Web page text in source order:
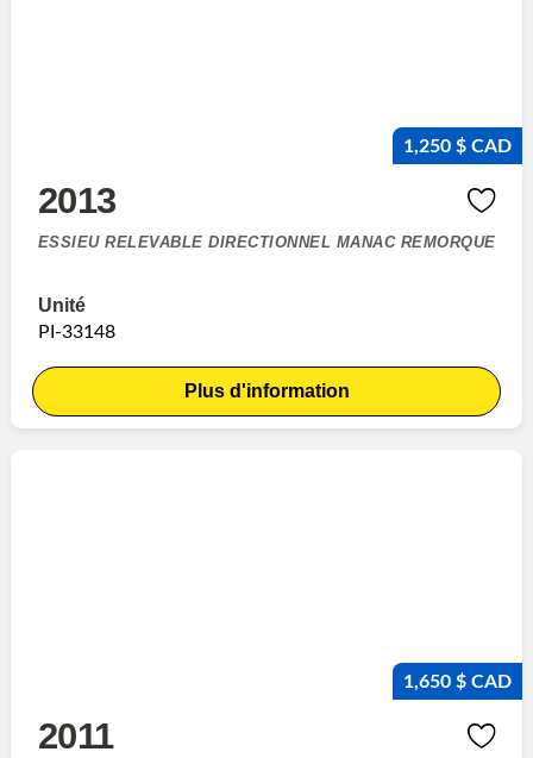
1,250 $ CAD
2013
ESSIEU RELEVABLE DIRECTIONNEL MANAC REMORQUE
Unité
PI-33148
Plus d'information
1,650 $ CAD
2011